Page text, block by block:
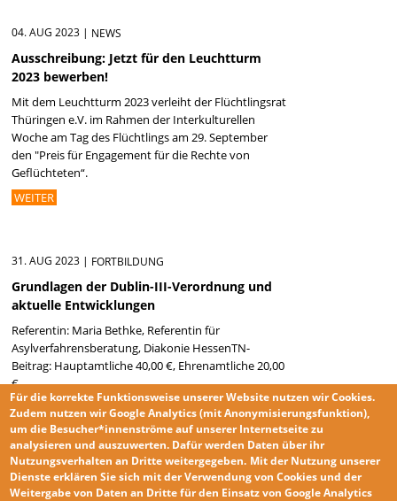
04. AUG 2023 | NEWS
Ausschreibung: Jetzt für den Leuchtturm
2023 bewerben!
Mit dem Leuchtturm 2023 verleiht der Flüchtlingsrat
Thüringen e.V. im Rahmen der Interkulturellen
Woche am Tag des Flüchtlings am 29. September
den "Preis für Engagement für die Rechte von
Geflüchteten“.
WEITER
31. AUG 2023 | FORTBILDUNG
Grundlagen der Dublin-III-Verordnung und
aktuelle Entwicklungen
Referentin: Maria Bethke, Referentin für
Asylverfahrensberatung, Diakonie HessenTN-
Beitrag: Hauptamtliche 40,00 €, Ehrenamtliche 20,00
€
WEITER
Seiten
« ERSTE SEITE ‹ VORHERIGE SEITE … 9 10 11 12 13 14 15 16
17 … NÄCHSTE SEITE › LETZTE SEITE »
Für die korrekte Funktionsweise unserer Website nutzen wirCookies.
Zudem nutzen wirGoogle Analytics(mit Anonymisierungsfunktion),
um die Besucher*innenströme auf unserer Internetseite zu
analysieren und auszuwerten. Dafür werden Daten über ihr
Nutzungsverhalten an Dritte weitergegeben. Mit der Nutzung unserer
Dienste erklären Sie sich mit derVerwendung von Cookies und der
Weitergabe von Daten an Dritte für den Einsatz von Google Analytics